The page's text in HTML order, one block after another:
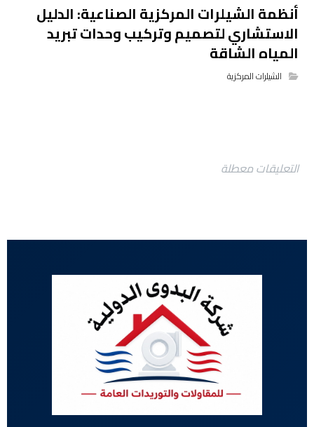
أنظمة الشيلرات المركزية الصناعية: الدليل
الاستشاري لتصميم وتركيب وحدات تبريد
المياه الشاقة
الشيلرات المركزية
التعليقات معطلة